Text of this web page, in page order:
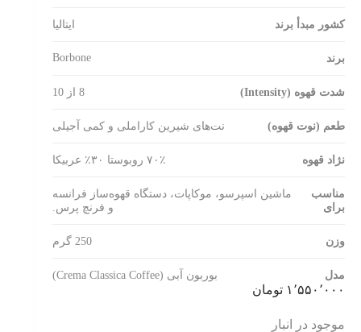
کشور مبدأ برند ایتالیا
برند Borbone
شدت قهوه (Intensity) 8 از 10
طعم (نوت قهوه) نت‌های شیرین کاراملی و کمی آجیلی
نژاد قهوه ۷۰٪ روبوستا ۳۰٪ عربیکا
مناسب
برای
ماشین اسپرسو، موکاپات، دستگاه قهوه‌ساز فرانسه
و فرنچ پرس.
وزن 250 گرم
مدل بوربون آبی (Crema Classica Coffee)
۱٬۵۵۰٬۰۰۰ تومان
موجود در انبار